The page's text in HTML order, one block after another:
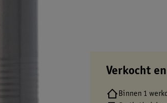
Verkocht
Binnen 1